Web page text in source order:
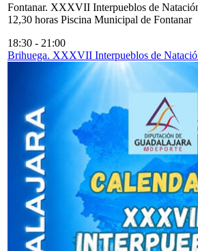
Fontanar. XXXVII Interpueblos de
12,30 horas Piscina Municipal de Fontanar
18:30 - 21:00
Brihuega. XXXVII Interpueblos de